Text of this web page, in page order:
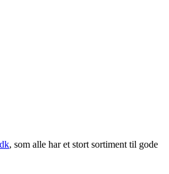
, som alle har et stort sortiment til gode